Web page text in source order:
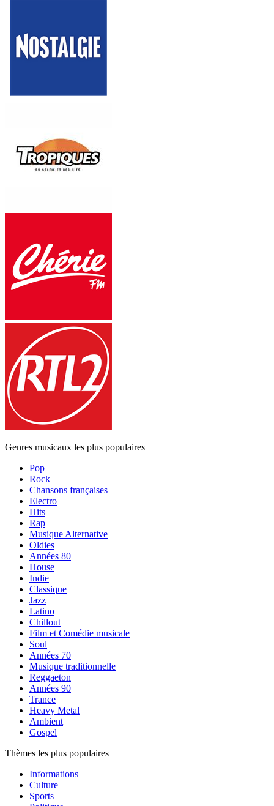
Genres musicaux les plus populaires
Pop
Rock
Chansons françaises
Electro
Hits
Rap
Musique Alternative
Oldies
Années 80
House
Indie
Classique
Jazz
Latino
Chillout
Film et Comédie musicale
Soul
Années 70
Musique traditionnelle
Reggaeton
Années 90
Trance
Heavy Metal
Ambient
Gospel
Thèmes les plus populaires
Informations
Culture
Sports